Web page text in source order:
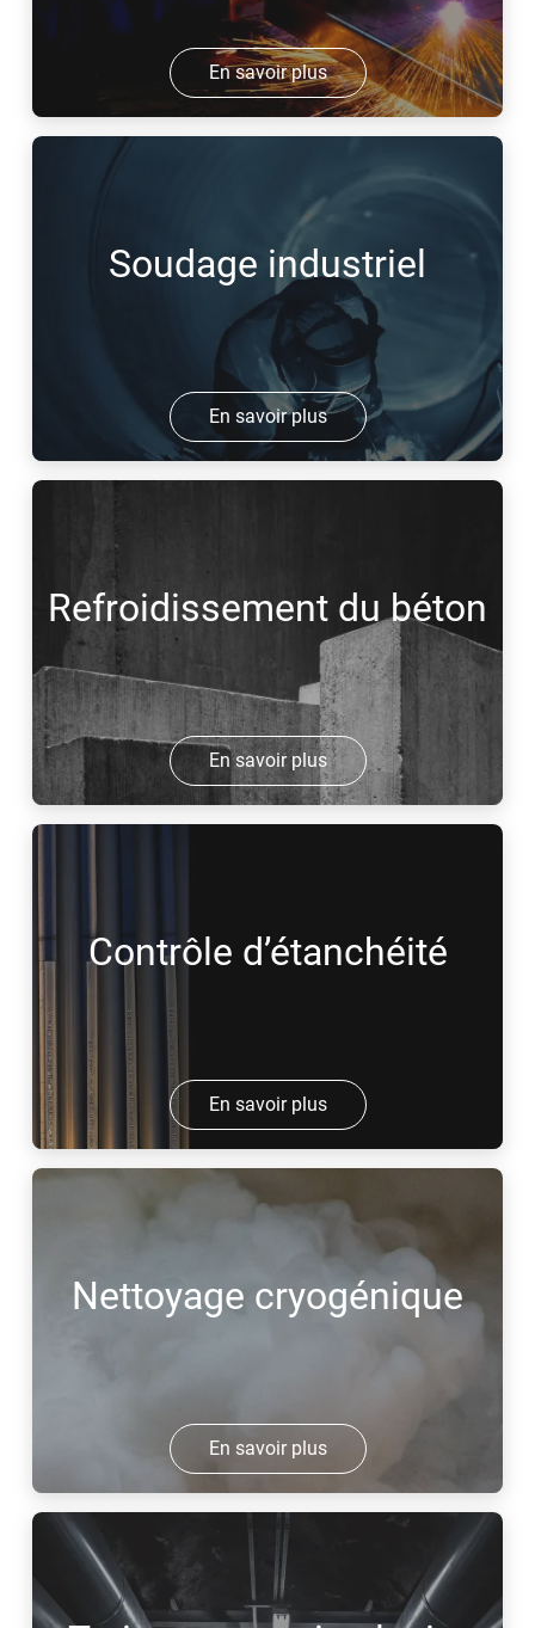
En savoir plus
Soudage industriel
En savoir plus
Refroidissement du béton
En savoir plus
Contrôle d’étanchéité
En savoir plus
Nettoyage cryogénique
En savoir plus